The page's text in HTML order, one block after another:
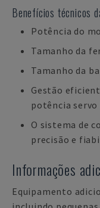
Benefícios técnicos
Potência do
Tamanho da
Tamanho da
Gestão
potência servo
O sistema de
precisão e
Informações
Equipamento